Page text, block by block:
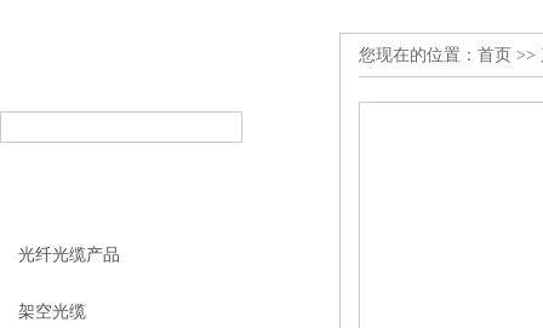
光纤光缆产品
架空光缆
您现在的位置： 首页 >>